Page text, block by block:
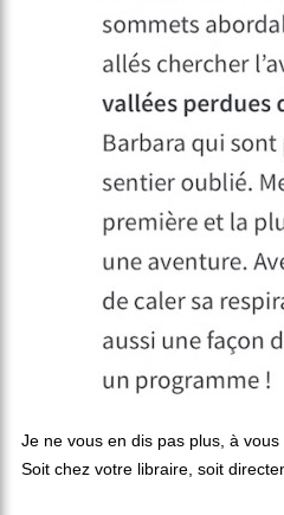
Je ne vous en dis pas plus, à
Soit chez votre libraire, soit